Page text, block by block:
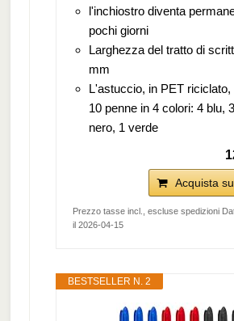
l'inchiostro diventa
pochi giorni
Larghezza del tratto di
mm
L'astuccio, in PET riciclato,
10 penne in 4 colori: 4 blu,
nero, 1 verde
Acquista
Prezzo tasse incl., escluse spedizioni
il 2026-04-15
BESTSELLER N. 2